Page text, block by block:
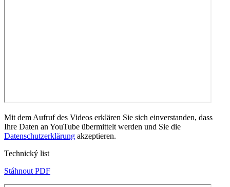
Mit dem Aufruf des Videos erklären Sie sich einverstanden, dass
Ihre Daten an YouTube übermittelt werden und Sie die
Datenschutzerklärung akzeptieren.
Technický list
Stáhnout PDF